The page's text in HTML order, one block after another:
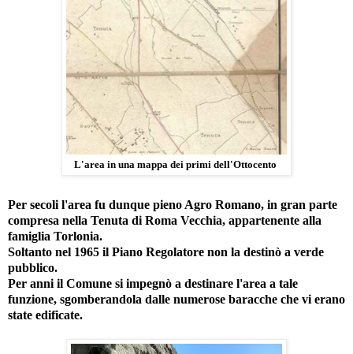
L'area in una mappa dei primi dell'Ottocento
Per secoli l'area fu dunque pieno Agro Romano, in gran parte
compresa nella Tenuta di Roma Vecchia, appartenente alla
famiglia Torlonia.
Soltanto nel 1965 il Piano Regolatore non la destinò a verde
pubblico.
Per anni il Comune si impegnò a destinare l'area a tale
funzione, sgomberandola dalle numerose baracche che vi erano
state edificate.